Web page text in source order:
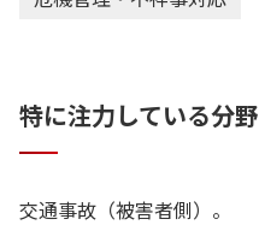
特に注力している分野
交通事故（被害者側）。